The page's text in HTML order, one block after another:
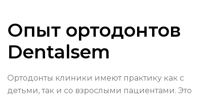
Опыт ортодонтов
Dentalsem
Ортодонты клиники имеют практику как с
детьми, так и со взрослыми пациентами. Это